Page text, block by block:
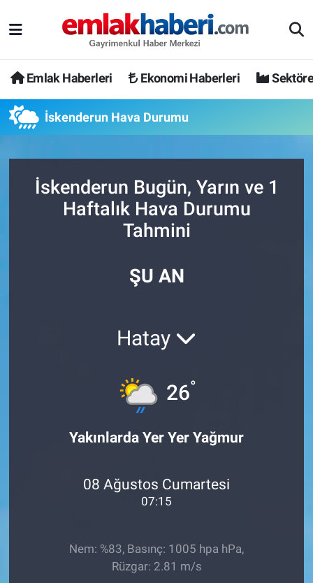
Emlak Haberleri Ekonomi Haberleri
İskenderun Hava Durumu
İskenderun Bugün, Yarın ve 1
Haftalık Hava Durumu
Tahmini
ŞU AN
Hatay
26°
Yakınlarda Yer Yer Yağmur
08 Ağustos Cumartesi
07:15
Nem: %83, Basınç: 1005 hpa hPa,
Rüzgar: 2.81 m/s